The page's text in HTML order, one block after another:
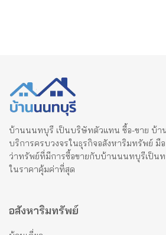
บ้านนนทบุรี เป็นบริษัทตัวแทน ซื้อ-ขาย บ้า
บริการครบวงจรในธุรกิจอสังหาริมทรัพย์ มื
ว่าทรัพย์ที่มีการซื้อขายกับบ้านนนทบุรีเป็น
ในราคาคุ้มค่าที่สุด
อสังหาริมทรัพย์